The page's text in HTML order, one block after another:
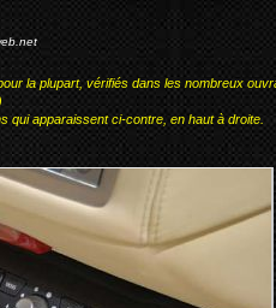
la plupart, vérifiés dans les nombreux
qui apparaissent ci-contre, en haut à droite.